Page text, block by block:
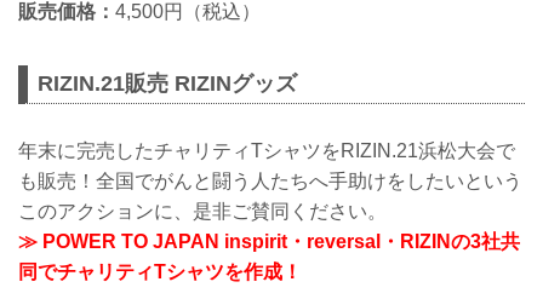
販売価格： 4,500円（税込）
RIZIN.21販売 RIZINグッズ
年末に完売したチャリティTシャツをRIZIN.21浜松大会で
も販売！全国でがんと闘う人たちへ手助けをしたいという
このアクションに、是非ご賛同ください。
≫ POWER TO JAPAN inspirit・reversal・RIZINの3社共
同でチャリティTシャツを作成！